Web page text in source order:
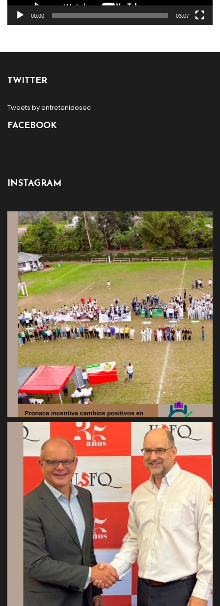
00:00 03:07
TWITTER
Tweets by entretenidosec
FACEBOOK
INSTAGRAM